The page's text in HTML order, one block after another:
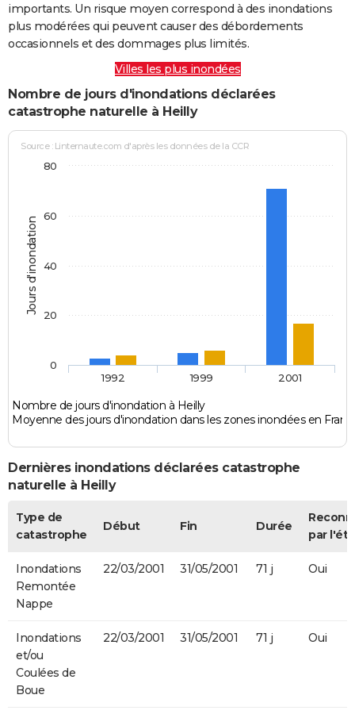
importants. Un risque moyen correspond à des inondations
plus modérées qui peuvent causer des débordements
occasionnels et des dommages plus limités.
Villes les plus inondées
Nombre de jours d'inondations déclarées
catastrophe naturelle à Heilly
Jours d'inondation
Source : Linternaute.com d'après les données de la CCR
Nombre de jours d'inondation à Heilly
Moyenne des jours d'inondation dans les zones inondées en
1992 1999 2001
0
20
40
60
80
Dernières inondations déclarées catastrophe
naturelle à Heilly
Type de
catastrophe
Début Fin Durée
par
Inondations
Remontée
Nappe
22/03/2001 31/05/2001 71 j Oui
Inondations
et/ou
Coulées de
Boue
22/03/2001 31/05/2001 71 j Oui